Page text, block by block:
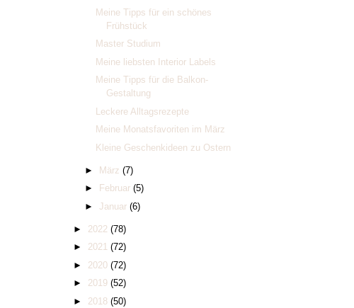
Meine Tipps für ein schönes
Frühstück
Master Studium
Meine liebsten Interior Labels
Meine Tipps für die Balkon-
Gestaltung
Leckere Alltagsrezepte
Meine Monatsfavoriten im März
Kleine Geschenkideen zu Ostern
► März (7)
►
Februar (5)
► Januar (6)
► 2022 (78)
► 2021 (72)
► 2020 (72)
► 2019 (52)
► 2018 (50)